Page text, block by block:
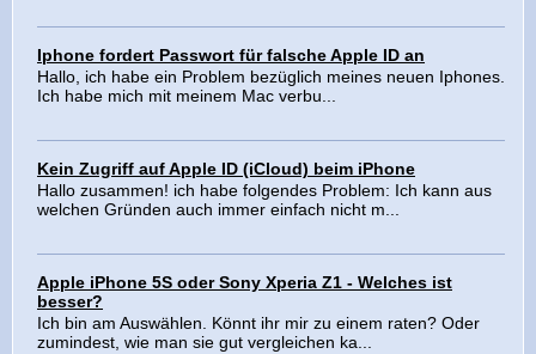
Iphone fordert Passwort für falsche Apple ID an
Hallo, ich habe ein Problem bezüglich meines neuen Iphones.
Ich habe mich mit meinem Mac verbu...
Kein Zugriff auf Apple ID (iCloud) beim iPhone
Hallo zusammen! ich habe folgendes Problem: Ich kann aus
welchen Gründen auch immer einfach nicht m...
Apple iPhone 5S oder Sony Xperia Z1 - Welches ist
besser?
Ich bin am Auswählen. Könnt ihr mir zu einem raten? Oder
zumindest, wie man sie gut vergleichen ka...